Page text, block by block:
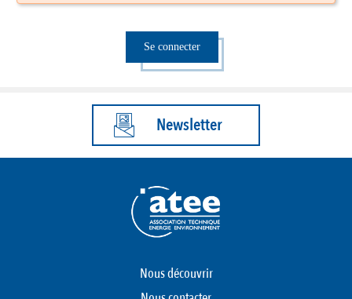
Se connecter
Newsletter
Nous découvrir